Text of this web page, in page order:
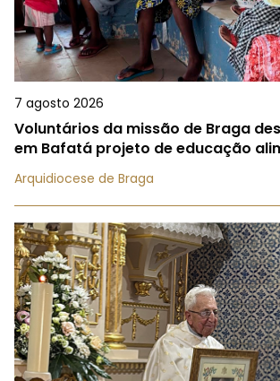
7 agosto 2026
Voluntários da missão de Braga
em Bafatá projeto de educação
Arquidiocese de Braga